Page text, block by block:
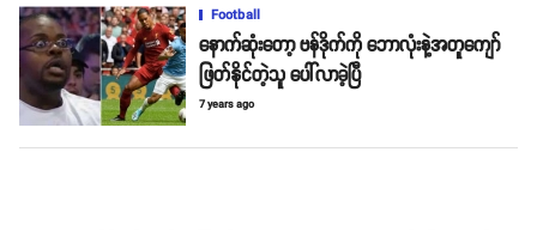
Football
နောက်ဆုံးတော့ ဗန်ဒိုက်ကို ဘောလုံးနဲ့အတူကျော်
ဖြတ်နိုင်တဲ့သူ ပေါ်လာခဲ့ပြီ
7 years ago